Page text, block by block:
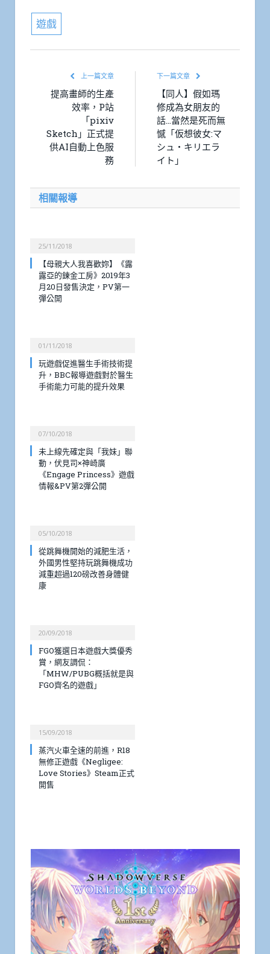
遊戲
上一篇文章
提高畫師的生產
效率，P站
「pixiv
Sketch」正式提
供AI自動上色服
務
下一篇文章
【同人】假如瑪
修成為女朋友的
話…當然是死而無
憾「仮想彼女:マ
シュ・キリエラ
イト」
相關報導
25/11/2018
【母親大人我喜歡妳】《露
露亞的鍊金工房》2019年3
月20日發售決定，PV第一
彈公開
01/11/2018
玩遊戲促進醫生手術技術提
升，BBC報導遊戲對於醫生
手術能力可能的提升效果
07/10/2018
未上線先確定與「我妹」聯
動，伏見司×神崎廣
《Engage Princess》遊戲
情報&PV第2彈公開
05/10/2018
從跳舞機開始的減肥生活，
外國男性堅持玩跳舞機成功
減重超過120磅改善身體健
康
20/09/2018
FGO獲選日本遊戲大獎優秀
賞，網友調侃：
「MHW/PUBG概括就是與
FGO齊名的遊戲」
15/09/2018
蒸汽火車全速的前進，R18
無修正遊戲《Negligee:
Love Stories》Steam正式
開售